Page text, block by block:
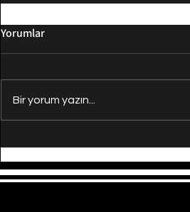
Evrenin Merkezi Nerede?
Yorumlar
Bir yorum yazın...